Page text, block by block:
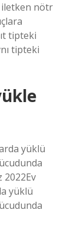
iletken nötr
tipteki
tipteki
yüklü
2022Ev
yüklü